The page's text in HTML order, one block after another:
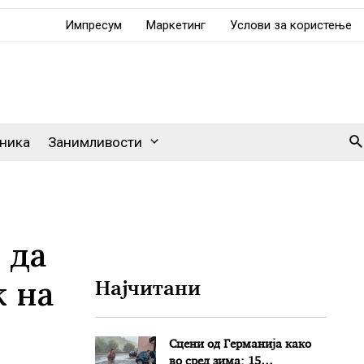
Импресум Маркетинг Услови за користење
Занимливости
на
Најчитани
Сцени од Германија како
во сред зима: 15